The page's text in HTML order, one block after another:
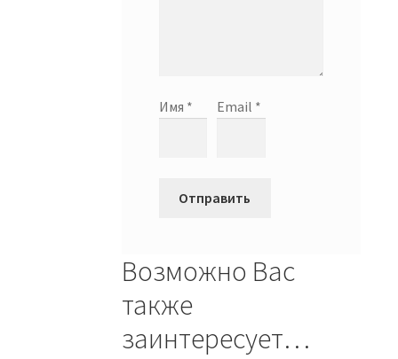
Имя * Email *
Возможно Вас
также
заинтересует…